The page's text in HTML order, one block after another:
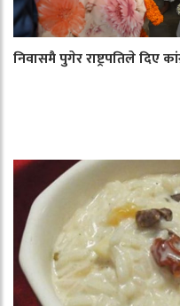
निवासमै पुगेर राष्ट्रपतिले दिए